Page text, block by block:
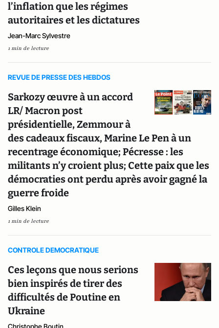
l’inflation que les régimes
autoritaires et les dictatures
Jean-Marc Sylvestre
1 min de lecture
REVUE DE PRESSE DES HEBDOS
Sarkozy œuvre à un accord
LR/ Macron post
présidentielle, Zemmour à
des cadeaux fiscaux, Marine Le Pen à un
recentrage économique; Pécresse : les
militants n’y croient plus; Cette paix que les
démocraties ont perdu après avoir gagné la
guerre froide
Gilles Klein
1 min de lecture
CONTROLE DEMOCRATIQUE
Ces leçons que nous serions
bien inspirés de tirer des
difficultés de Poutine en
Ukraine